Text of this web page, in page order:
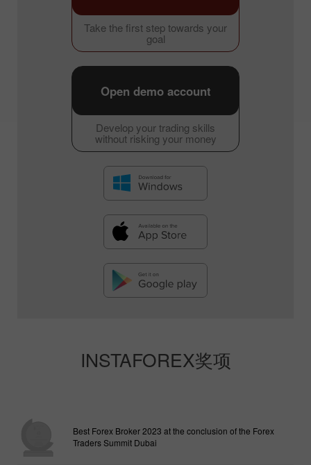
Take the first step towards your
goal
Develop your trading skills
without risking your money
Open demo account
INSTAFOREX奖项
Best Forex Broker 2023 at the conclusion of the Forex
Traders Summit Dubai